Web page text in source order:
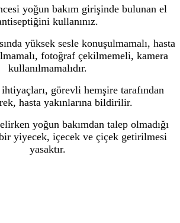
yoğun bakım girişinde bulunan el
kullanınız.
yüksek sesle konuşulmamalı, hasta
fotoğraf çekilmemeli, kamera
kullanılmamalıdır.
görevli hemşire tarafından
hasta yakınlarına bildirilir.
yoğun bakımdan talep olmadığı
yiyecek, içecek ve çiçek getirilmesi
yasaktır.